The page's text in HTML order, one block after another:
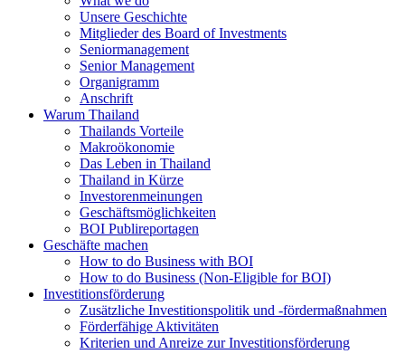
Unsere Geschichte
Mitglieder des Board of Investments
Seniormanagement
Senior Management
Organigramm
Anschrift
Warum Thailand
Thailands Vorteile
Makroökonomie
Das Leben in Thailand
Thailand in Kürze
Investorenmeinungen
Geschäftsmöglichkeiten
BOI Publireportagen
Geschäfte machen
How to do Business with BOI
How to do Business (Non-Eligible for BOI)
Investitionsförderung
Zusätzliche Investitionspolitik und -fördermaßnahmen
Förderfähige Aktivitäten
Kriterien und Anreize zur Investitionsförderung